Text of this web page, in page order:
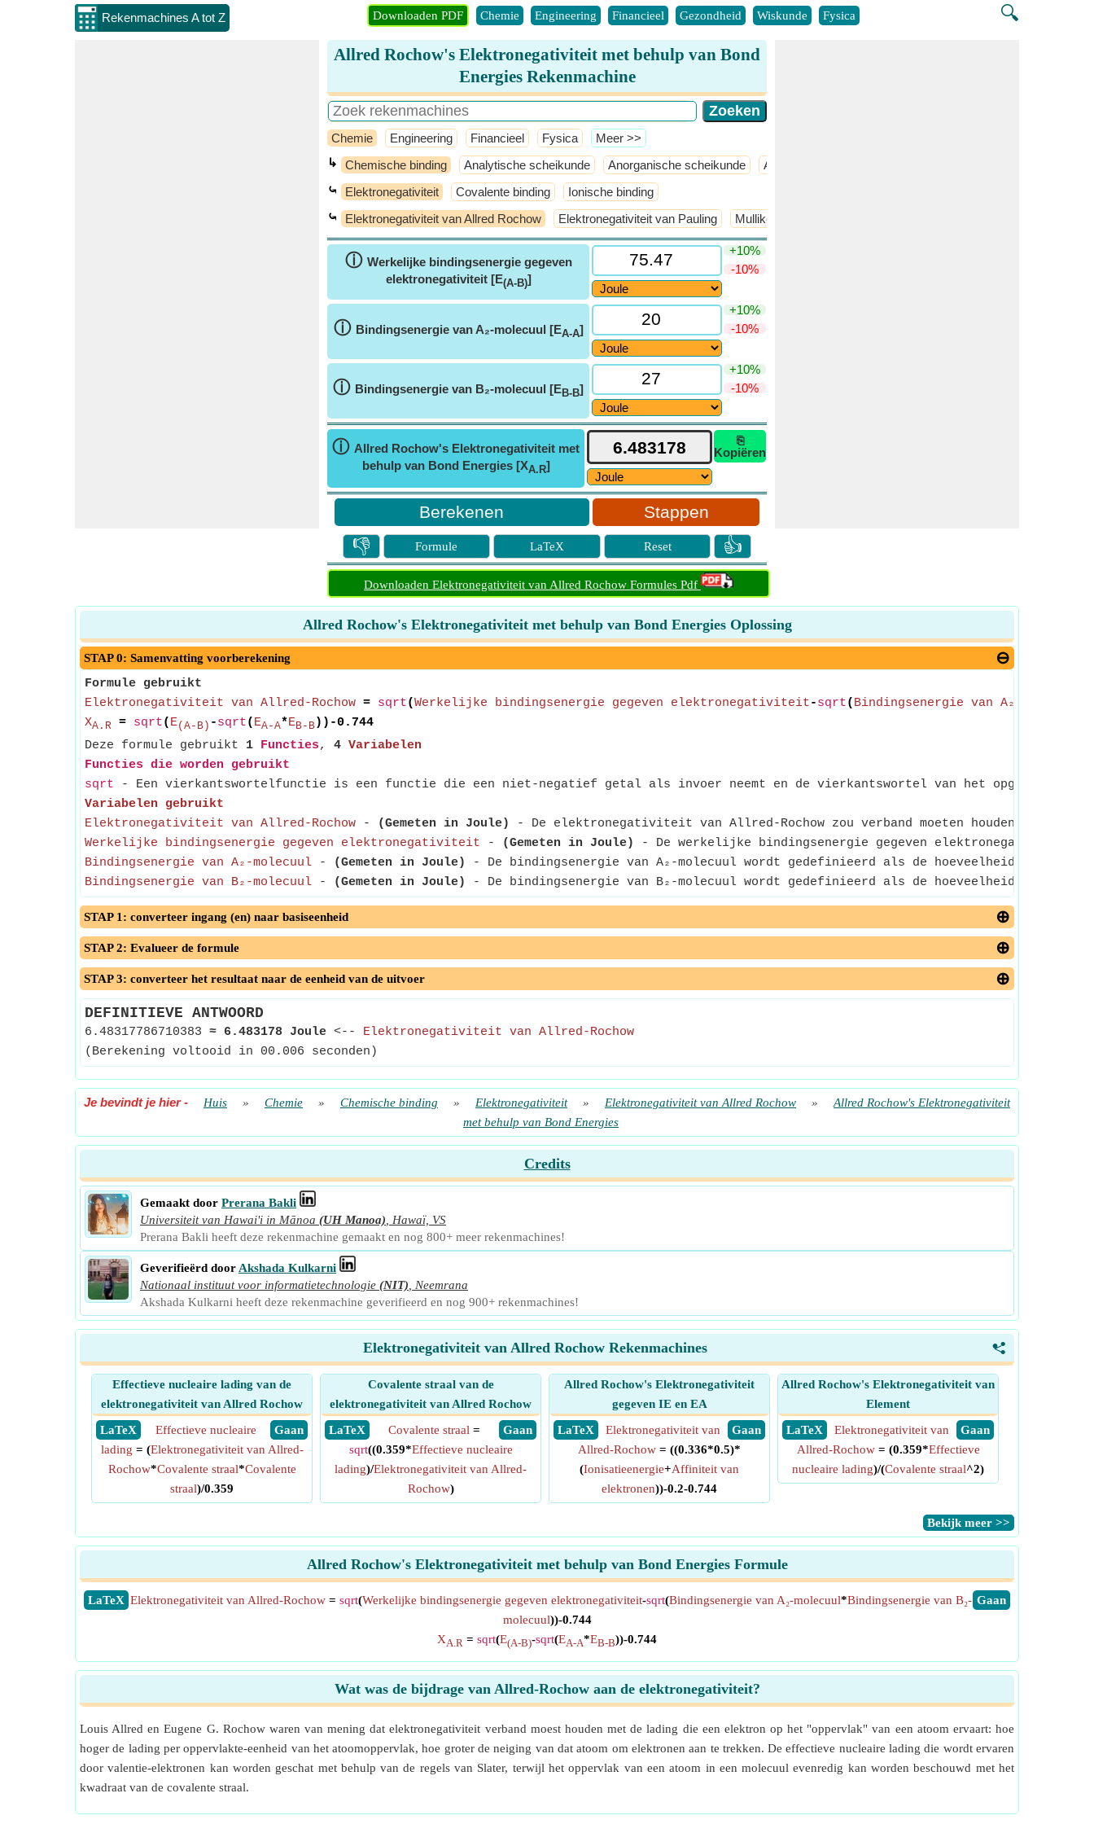
Rekenmachines A tot Z 🔍
Downloaden PDF Chemie Engineering Financieel Gezondheid Wiskunde Fysica
Allred Rochow's Elektronegativiteit met behulp van Bond
Energies Rekenmachine
Chemie Engineering Financieel Fysica ​Meer >>
↳ Chemische binding Analytische scheikunde Anorganische scheikunde Atmosferische Chemie
⤿ Elektronegativiteit Covalente binding Ionische binding
⤿ Elektronegativiteit van Allred Rochow Elektronegativiteit van Pauling Mulliken's Elektronegativiteit
ⓘ Werkelijke bindingsenergie gegeven
elektronegativiteit [E(A-B)]
+10%
-10%
ⓘ Bindingsenergie van A₂-molecuul [EA-A]
+10%
-10%
ⓘ Bindingsenergie van B₂-molecuul [EB-B]
+10%
-10%
ⓘ Allred Rochow's Elektronegativiteit met
behulp van Bond Energies [XA.R]
⎘
Kopiëren
Stappen
👎 Formule LaTeX Reset 👍
Downloaden Elektronegativiteit van Allred Rochow Formules Pdf
Allred Rochow's Elektronegativiteit met behulp van Bond Energies Oplossing
STAP 0: Samenvatting voorberekening
Formule gebruikt
Elektronegativiteit van Allred-Rochow = sqrt(Werkelijke bindingsenergie gegeven elektronegativiteit-sqrt( Bindingsenergie van A₂-molecuul
XA.R = sqrt( E(A-B) -sqrt( EA-A*EB-B ))-0.744
Deze formule gebruikt 1 Functies, 4 Variabelen
Functies die worden gebruikt
sqrt - Een vierkantswortelfunctie is een functie die een niet-negatief getal als invoer neemt en de vierkantswortel van het opgegeven
Variabelen gebruikt
Elektronegativiteit van Allred-Rochow - (Gemeten in Joule)
- De elektronegativiteit van Allred-Rochow zou verband moeten houden met de
Werkelijke bindingsenergie gegeven elektronegativiteit - (Gemeten in Joule)
- De werkelijke bindingsenergie gegeven elektronegativiteit
Bindingsenergie van A₂-molecuul - (Gemeten in Joule)
- De bindingsenergie van A₂-molecuul wordt gedefinieerd als de hoeveelheid
Bindingsenergie van B₂-molecuul - (Gemeten in Joule) - De bindingsenergie van B₂-molecuul wordt gedefinieerd als de hoeveelheid
STAP 1: converteer ingang (en) naar basiseenheid
STAP 2: Evalueer de formule
STAP 3: converteer het resultaat naar de eenheid van de uitvoer
DEFINITIEVE ANTWOORD
6.48317786710383 ≈ 6.483178 Joule <-- Elektronegativiteit van Allred-Rochow
(Berekening voltooid in 00.006 seconden)
Je bevindt je hier- Huis » Chemie » Chemische binding » Elektronegativiteit » Elektronegativiteit van Allred Rochow »
Allred Rochow's Elektronegativiteit
met behulp van Bond Energies
Credits
Gemaakt door Prerana Bakli
Universiteit van Hawai'i in Mānoa (UH Manoa)
Hawaï, VS
Prerana Bakli heeft deze rekenmachine gemaakt en nog 800+ meer rekenmachines!
Geverifieërd door Akshada Kulkarni
Nationaal instituut voor informatietechnologie (NIT)
Neemrana
Akshada Kulkarni heeft deze rekenmachine geverifieerd en nog 900+ rekenmachines!
<
Elektronegativiteit van Allred Rochow Rekenmachines
Effectieve nucleaire lading van de
elektronegativiteit van Allred Rochow
​ LaTeX
​ Gaan
Effectieve nucleaire
lading = (Elektronegativiteit van Allred-
Rochow*Covalente straal*Covalente
straal)/0.359
Covalente straal van de
elektronegativiteit van Allred Rochow
​ LaTeX
​ Gaan
Covalente straal =
sqrt((0.359*Effectieve nucleaire
lading)/Elektronegativiteit van Allred-
Rochow)
Allred Rochow's Elektronegativiteit
gegeven IE en EA
​ LaTeX
​ Gaan
Elektronegativiteit van
Allred-Rochow = ((0.336*0.5)*
(Ionisatieenergie+Affiniteit van
elektronen))-0.2-0.744
Allred Rochow's Elektronegativiteit van
Element
​ LaTeX
​ Gaan
Elektronegativiteit van
Allred-Rochow= (0.359*Effectieve
nucleaire lading)/(Covalente straal^2)
​Bekijk meer >>
Allred Rochow's Elektronegativiteit met behulp van Bond Energies Formule
​LaTeX ​Gaan
Elektronegativiteit van Allred-Rochow= sqrt(Werkelijke bindingsenergie gegeven elektronegativiteit-sqrt(Bindingsenergie van A₂-molecuul*Bindingsenergie van B₂-
molecuul))-0.744
XA.R = sqrt(E(A-B)-sqrt(EA-A*EB-B))-0.744
Wat was de bijdrage van Allred-Rochow aan de elektronegativiteit?
Louis Allred en Eugene G. Rochow waren van mening dat elektronegativiteit verband moest houden met de lading die een elektron op het "oppervlak" van een atoom ervaart: hoe
hoger de lading per oppervlakte-eenheid van het atoomoppervlak, hoe groter de neiging van dat atoom om elektronen aan te trekken. De effectieve nucleaire lading die wordt ervaren
door valentie-elektronen kan worden geschat met behulp van de regels van Slater, terwijl het oppervlak van een atoom in een molecuul evenredig kan worden beschouwd met het
kwadraat van de covalente straal.